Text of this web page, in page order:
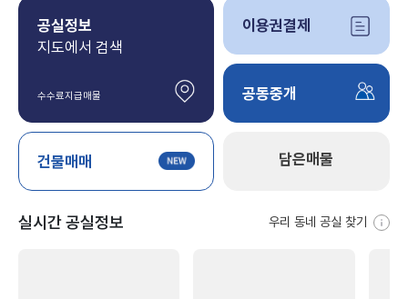
공실정보
지도에서 검색
수수료지급매물
건물매매
이용권결제
공동중개
담은매물
실시간 공실정보 우리 동네 공실 찾기